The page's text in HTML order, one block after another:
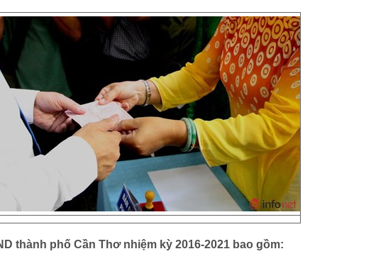
thành phố Cần Thơ nhiệm kỳ 2016-2021 bao gồm: